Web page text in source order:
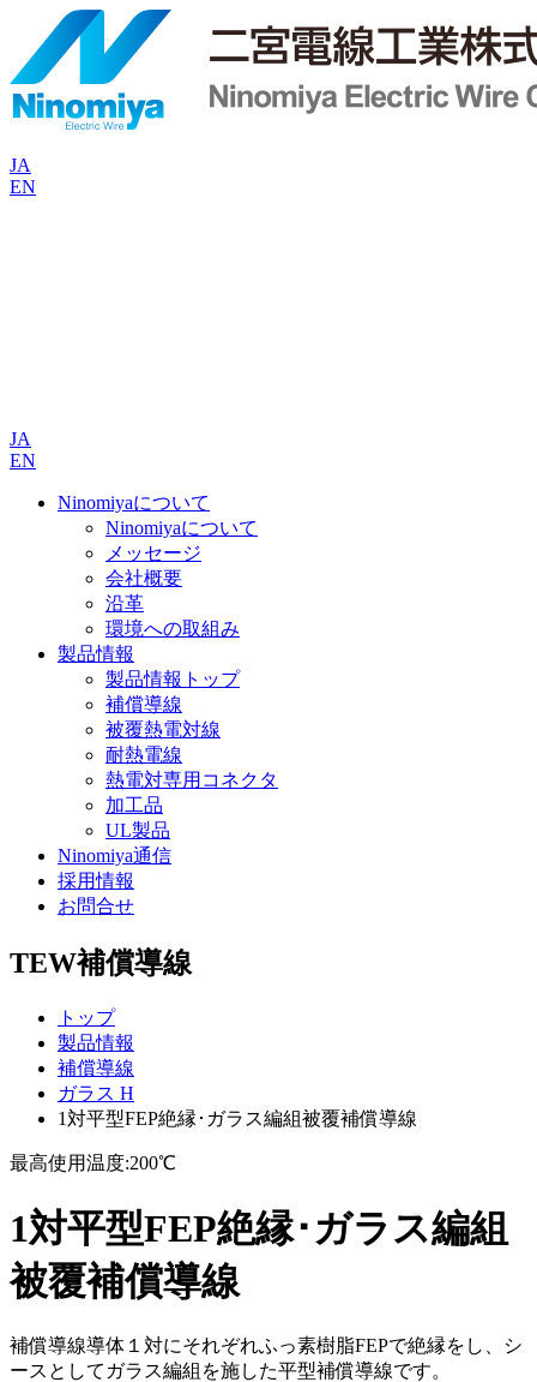
JA
EN
JA
EN
Ninomiyaについて
Ninomiyaについて
メッセージ
会社概要
沿革
環境への取組み
製品情報
製品情報トップ
補償導線
被覆熱電対線
耐熱電線
熱電対専用コネクタ
加工品
UL製品
Ninomiya通信
採用情報
お問合せ
TEW補償導線
トップ
製品情報
補償導線
ガラス H
1対平型FEP絶縁･ガラス編組被覆補償導線
最高使用温度:200℃
1対平型FEP絶縁･ガラス編組
被覆補償導線
補償導線導体１対にそれぞれふっ素樹脂FEPで絶縁をし、シ
ースとしてガラス編組を施した平型補償導線です。